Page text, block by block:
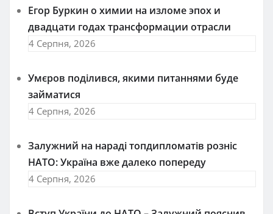
Егор Буркин о химии на изломе эпох и
двадцати годах трансформации отрасли
4 Серпня, 2026
Умєров поділився, якими питаннями буде
займатися
4 Серпня, 2026
Залужний на нараді топдипломатів розніс
НАТО: Україна вже далеко попереду
4 Серпня, 2026